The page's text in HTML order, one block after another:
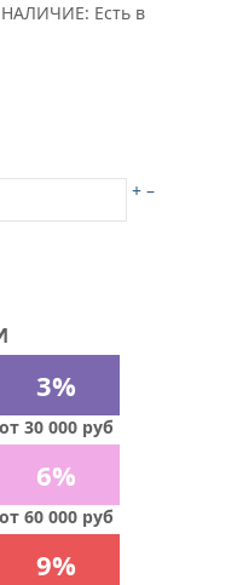
НАЛИЧИЕ: Есть в
+ –
3%
от 30 000 руб
6%
от 60 000 руб
9%